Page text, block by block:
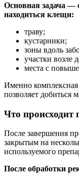
Основная задача —
находиться клещи:
траву;
кустарники;
зоны вдоль
участки возле
места с
Именно комплексная
позволяет добиться
Что происходит
После завершения
закрытым на
используемого
После обработки